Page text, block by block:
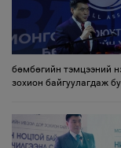
бөмбөгийн тэмцээний
зохион байгуулагдаж